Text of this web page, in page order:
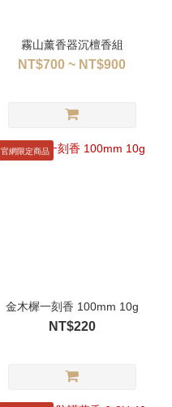
霧山薰香器沉檀香組
NT$700 ~ NT$900
官網限定商品
金木樨一刻香 100mm 10g
NT$220